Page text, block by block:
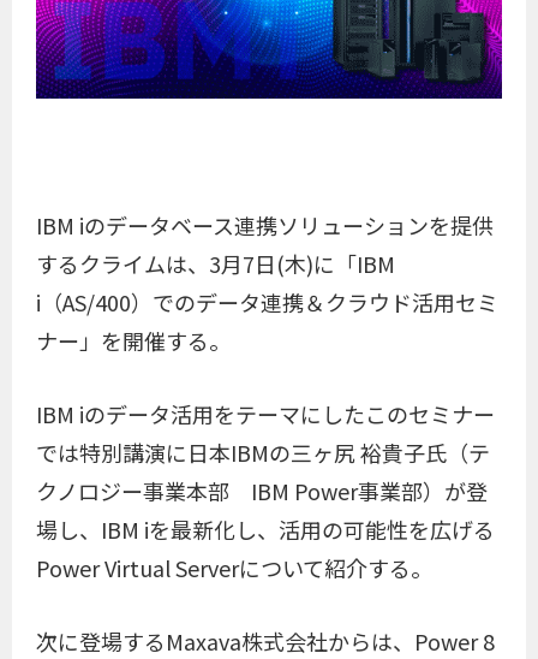
IBM iのデータベース連携ソリューションを提供
するクライムは、3月7日(木)に「IBM
i（AS/400）でのデータ連携＆クラウド活用セミ
ナー」を開催する。
IBM iのデータ活用をテーマにしたこのセミナー
では特別講演に日本IBMの三ヶ尻 裕貴子氏（テ
クノロジー事業本部 IBM Power事業部）が登
場し、IBM iを最新化し、活用の可能性を広げる
Power Virtual Serverについて紹介する。
次に登場するMaxava株式会社からは、Power 8